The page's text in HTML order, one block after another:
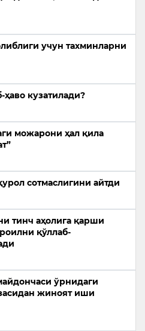
учун тахминларни
кузатилади?
можарони ҳал қила
сотмаслигини айтди
тинч аҳолига қарши
қўллаб-
ўрнидаги
жиноят иши